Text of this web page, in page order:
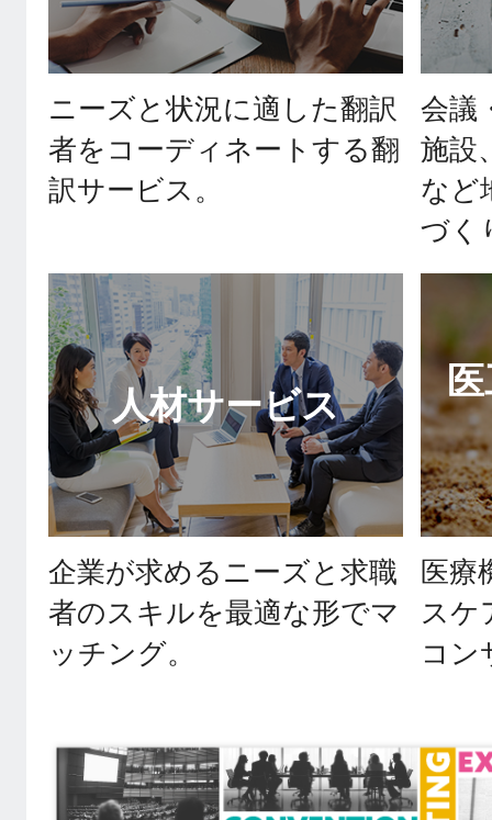
ニーズと状況に適した翻訳
者をコーディネートする翻
訳サービス。
会議
施設
など
づく
人材サービス
企業が求めるニーズと求職
者のスキルを最適な形でマ
ッチング。
医療
スケ
コン